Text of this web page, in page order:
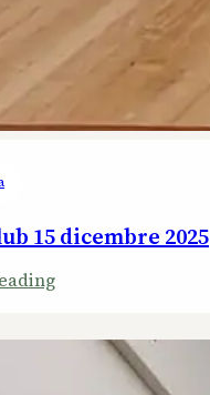
15 dicembre 2025
:
Club